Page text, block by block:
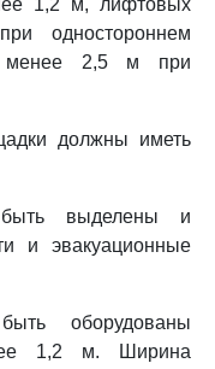
1,2 м, лифтовых
одностороннем
менее 2,5 м при
должны иметь
выделены и
и эвакуационные
оборудованы
1,2 м. Ширина